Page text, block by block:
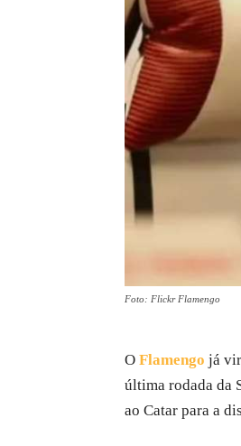
Foto: Flickr Flamengo
O Flamengo já
última rodada da
ao Catar para a